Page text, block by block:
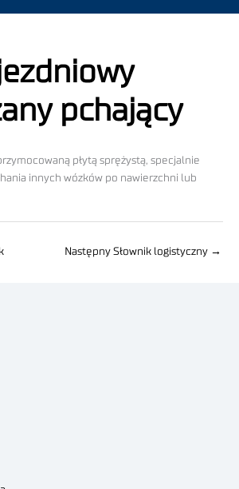
pchający
płytą sprężystą, specjalnie
innych wózków po nawierzchni lub
Następny Słownik logistyczny →